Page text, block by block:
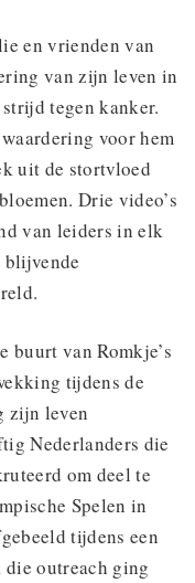
en vrienden van
van zijn leven in
tegen kanker.
voor hem
uit de stortvloed
Drie video’s
van leiders in elk
blijvende
buurt van Romkje’s
tijdens de
zijn leven
Nederlanders die
om deel te
Spelen in
tijdens een
die outreach ging